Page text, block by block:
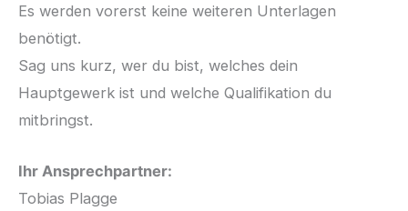
Es werden vorerst keine weiteren Unterlagen
benötigt.
Sag uns kurz, wer du bist, welches dein
Hauptgewerk ist und welche Qualifikation du
mitbringst.
Ihr Ansprechpartner:
Tobias Plagge